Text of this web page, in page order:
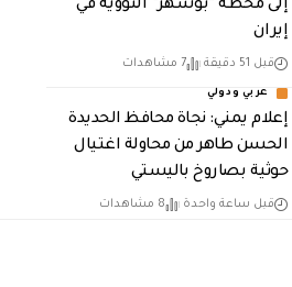
إلى محطة “بوشهر” النووية في
إيران
قبل 51 دقيقة 7 مشاهدات
عربي ودولي
إعلام يمني: نجاة محافظ الحديدة
الحسن طاهر من محاولة اغتيال
حوثية بصاروخ باليستي
قبل ساعة واحدة 8 مشاهدات